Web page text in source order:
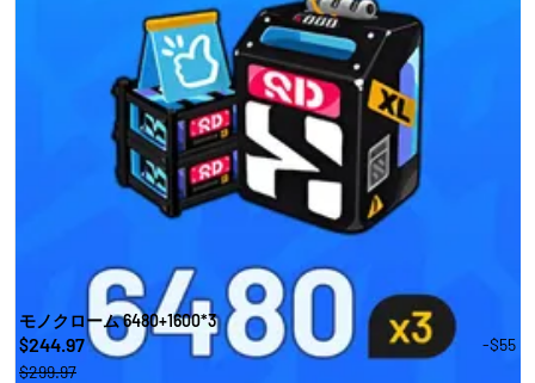
モノクローム 6480+1600*3
$244.97
-$55
$299.97